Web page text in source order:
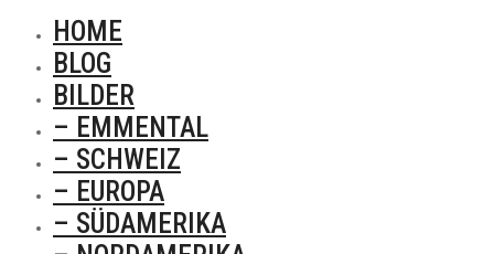
HOME
BLOG
BILDER
– EMMENTAL
– SCHWEIZ
– EUROPA
– SÜDAMERIKA